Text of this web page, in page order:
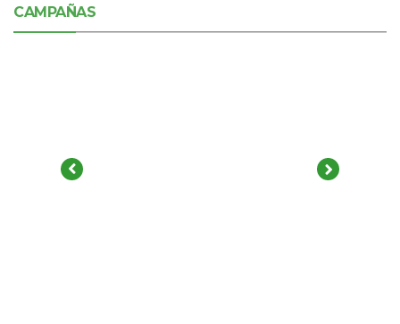
CAMPAÑAS